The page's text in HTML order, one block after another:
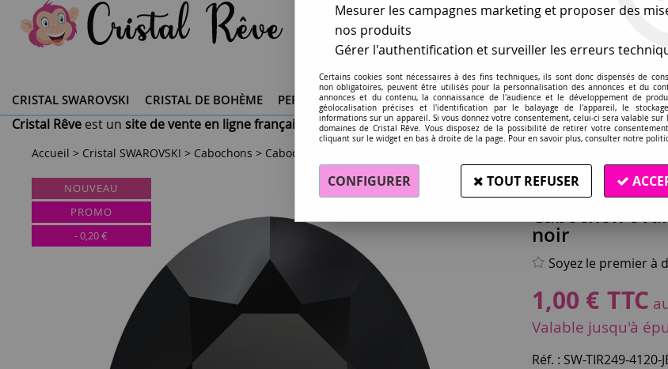
CRISTAL SWAROVSKI ® CRISTAL DE BOHÈME PERLES DU MONDE PERLES EN GROS APPRÊTS
Cristal Rêve est un site de vente en ligne français spécialisé dans les perlespour la créationde bijoux depuis
Accueil > Cristal SWAROVSKI > Cabochons > Cabochons Ovales 4120 - 4127
NOUVEAU
PROMO
-0,20€
Swarovski®
Cabochon
noir
Soyez le premier à
1,00 € TTC
Valable jusqu'à
Réf. : SW-TIR249-4120-
Mesurer les campagnes marketing et proposer des
nos produits
Gérer l'authentification et surveiller les erreurs
Certains cookies sont nécessaires à des fins techniques, ils sont donc dispensés de
non obligatoires, peuvent être utilisés pour la personnalisation des annonces et du
annonces et du contenu, la connaissance de l'audience et le développement de
géolocalisation précises et l'identification par le balayage de l'appareil, le
informations sur un appareil. Si vous donnez votre consentement, celui-ci sera valable sur
domaines de Cristal Rêve. Vous disposez de la possibilité de retirer votre
cliquant sur le widget en bas à droite de la page. Pour en savoir plus, consulter notre
CONFIGURER TOUT REFUSER